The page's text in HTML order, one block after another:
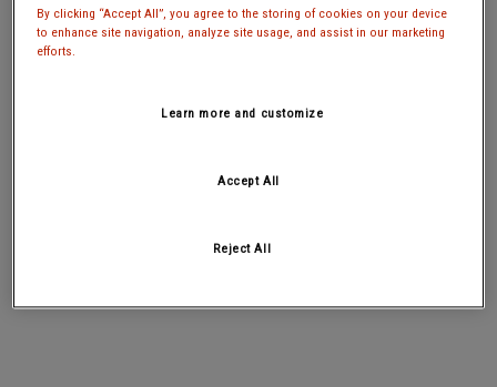
By clicking “Accept All”, you agree to the storing of cookies on your device
to enhance site navigation, analyze site usage, and assist in our marketing
efforts.
Learn more and customize
Reject All
Accept All